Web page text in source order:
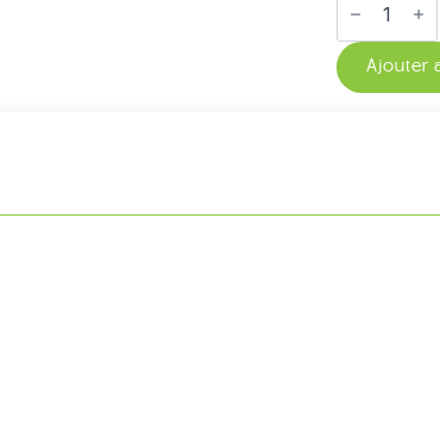
de
Charting
with
Clarity,
Australian
Ajouter